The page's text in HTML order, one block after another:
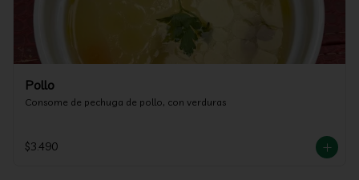
Pollo
Consome de pechuga de pollo, con verduras
$3.490